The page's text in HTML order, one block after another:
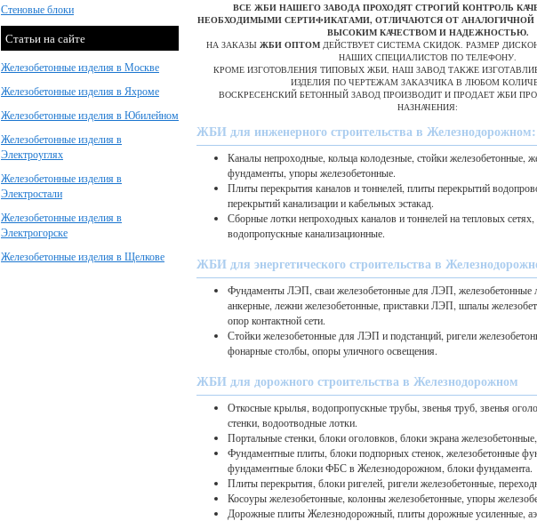
Стеновые блоки
Статьи на сайте
Железобетонные изделия в Москве
Железобетонные изделия в Яхроме
Железобетонные изделия в Юбилейном
Железобетонные изделия в
Электроуглях
Железобетонные изделия в
Электростали
Железобетонные изделия в
Электрогорске
Железобетонные изделия в Щелкове
ВСЕ ЖБИ НАШЕГО ЗАВОДА ПРОХОДЯТ СТРОГИЙ КОНТРОЛЬ
НЕОБХОДИМЫМИ СЕРТИФИКАТАМИ, ОТЛИЧАЮТСЯ ОТ АНАЛОГИЧНОЙ
ВЫСОКИМ КАЧЕСТВОМ И НАДЕЖНОСТЬЮ.
НА ЗАКАЗЫ ЖБИ ОПТОМДЕЙСТВУЕТ СИСТЕМА СКИДОК. РАЗМЕР
НАШИХ СПЕЦИАЛИСТОВ ПО ТЕЛЕФОНУ.
КРОМЕ ИЗГОТОВЛЕНИЯ ТИПОВЫХ ЖБИ, НАШ ЗАВОД ТАКЖЕ
ИЗДЕЛИЯ ПО ЧЕРТЕЖАМ ЗАКАЗЧИКА В ЛЮБОМ
ВОСКРЕСЕНСКИЙ БЕТОННЫЙ ЗАВОД ПРОИЗВОДИТ И ПРОДАЕТ ЖБИ
НАЗНАЧЕНИЯ:
ЖБИ для инженерного строительства в Железнодорожном:
Каналы непроходные, кольца колодезные, стойки железобетонные,
фундаменты, упоры железобетонные.
Плиты перекрытия каналов и тоннелей, плиты перекрытий
перекрытий канализации и кабельных эстакад.
Сборные лотки непроходных каналов и тоннелей на тепловых сетях,
водопропускные канализационные.
ЖБИ для энергетического строительства в
Фундаменты ЛЭП, сваи железобетонные для ЛЭП, железобетонные
анкерные, лежни железобетонные, приставки ЛЭП, шпалы
опор контактной сети.
Стойки железобетонные для ЛЭП и подстанций, ригели
фонарные столбы, опоры уличного освещения.
ЖБИ для дорожного строительства в Железнодорожном
Откосные крылья, водопропускные трубы, звенья труб, звенья
стенки, водоотводные лотки.
Портальные стенки, блоки оголовков, блоки экрана
Фундаментные плиты, блоки подпорных стенок, железобетонные
фундаментные блоки ФБС в Железнодорожном, блоки фундамента.
Плиты перекрытия, блоки ригелей, ригели железобетонные,
Косоуры железобетонные, колонны железобетонные, упоры
Дорожные плиты Железнодорожный, плиты дорожные усиленные,